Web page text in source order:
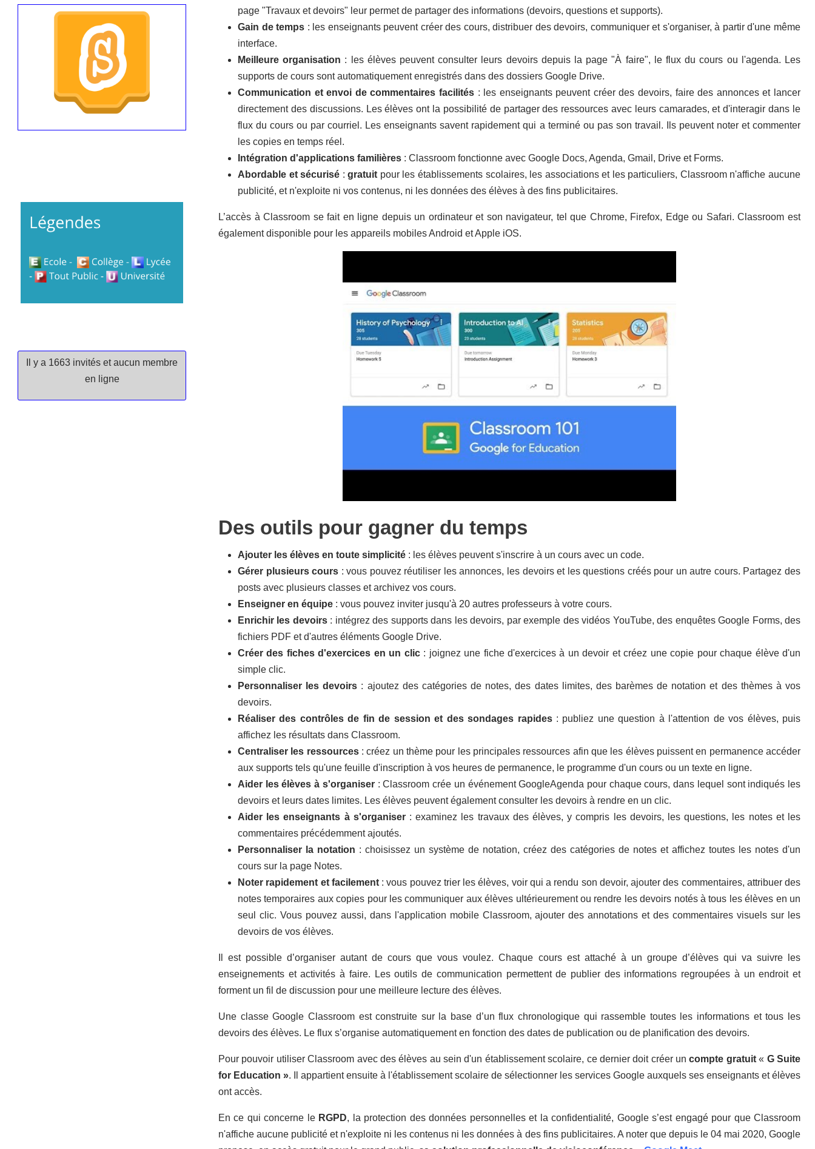
Il y a 1663 invités et aucun membre
en ligne
page "Travaux et devoirs" leur permet de partager des informations (devoirs, questions et supports).
Gain de temps : les enseignants peuvent créer des cours, distribuer des devoirs, communiquer et s'organiser, à partir d'une même
interface.
Meilleure organisation : les élèves peuvent consulter leurs devoirs depuis la page "À faire", le flux du cours ou l'agenda. Les
supports de cours sont automatiquement enregistrés dans des dossiers Google Drive.
Communication et envoi de commentaires facilités: les enseignants peuvent créer des devoirs, faire des annonces et lancer
directement des discussions. Les élèves ont la possibilité de partager des ressources avec leurs camarades, et d'interagir dans le
flux du cours ou par courriel. Les enseignants savent rapidement qui a terminé ou pas son travail. Ils peuvent noter et commenter
les copies en temps réel.
Intégration d'applications familières : Classroom fonctionne avec Google Docs, Agenda, Gmail, Drive et Forms.
Abordable et sécurisé :gratuit pour les établissements scolaires, les associations et les particuliers, Classroom n'affiche aucune
publicité, et n'exploite ni vos contenus, ni les données des élèves à des fins publicitaires.
L’accès à Classroom se fait en ligne depuis un ordinateur et son navigateur, tel que Chrome, Firefox, Edge ou Safari. Classroom est
également disponible pour les appareils mobiles Android et Apple iOS.
Des outils pour gagner du temps
Ajouter les élèves en toute simplicité : les élèves peuvent s'inscrire à un cours avec un code.
Gérer plusieurs cours : vous pouvez réutiliser les annonces, les devoirs et les questions créés pour un autre cours. Partagez des
posts avec plusieurs classes etarchivez vos cours.
Enseigner en équipe : vous pouvez inviter jusqu'à 20 autres professeurs à votre cours.
Enrichir les devoirs: intégrez des supports dans les devoirs, par exemple des vidéos YouTube, des enquêtes Google Forms, des
fichiers PDF et d'autres éléments Google Drive.
Créer des fiches d'exercices en un clic: joignez une fiche d'exercices à un devoir etcréez une copie pour chaque élèved'un
simple clic.
Personnaliser les devoirs : ajoutez des catégories de notes, des dates limites, des barèmes de notation et des thèmes à vos
devoirs.
Réaliser des contrôles de fin de session et des sondages rapides: publiez une question à l'attention de vos élèves, puis
affichez les résultats dans Classroom.
Centraliser les ressources: créez un thème pour les principales ressources afin que les élèves puissent en permanenceaccéder
aux supports tels qu'une feuille d'inscription à vos heures de permanence, le programme d'un cours ou un texte en ligne.
Aider les élèves à s'organiser: Classroom crée un événement GoogleAgenda pour chaque cours, dans lequel sont indiqués les
devoirs et leurs dates limites. Les élèves peuvent égalementconsulter les devoirs à rendre en un clic.
Aider les enseignants à s'organiser:examinez les travaux des élèves, y compris les devoirs, les questions, les notes et les
commentaires précédemment ajoutés.
Personnaliser la notation : choisissez un système de notation, créez des catégories de notes et affichez toutes les notes d'un
cours sur la page Notes.
Noter rapidement et facilement: vous pouvez trier les élèves, voir qui a rendu son devoir, ajouter des commentaires, attribuer des
notes temporaires aux copies pour les communiquer aux élèves ultérieurement ou rendre les devoirs notésà tous les élèves en un
seul clic. Vous pouvez aussi, dans l'application mobile Classroom, ajouter des annotations et des commentaires visuels sur les
devoirs de vos élèves.
Il est possible d’organiser autant de cours que vous voulez. Chaque cours est attaché à un groupe d’élèves qui va suivre les
enseignements et activités à faire. Les outils de communication permettent de publier des informations regroupées à un endroit et
forment un fil de discussion pour une meilleure lecture des élèves.
Une classe Google Classroom est construite sur la base d’un flux chronologique qui rassemble toutes les informations et tous les
devoirs des élèves. Le flux s’organise automatiquement en fonction des dates de publication ou de planification des devoirs.
Pour pouvoir utiliser Classroom avec des élèves au sein d'un établissement scolaire, ce dernier doit créer uncompte gratuit« G Suite
for Education ». Il appartient ensuite à l'établissement scolaire de sélectionner les services Google auxquels ses enseignants et élèves
ont accès.
En ce qui concerne le RGPD, la protection des données personnelles et la confidentialité, Google s’est engagé pour que Classroom
n'affiche aucune publicité et n'exploite ni les contenus ni les données à des fins publicitaires. A noter que depuis le 04 mai 2020, Google